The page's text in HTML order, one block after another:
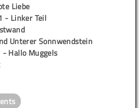
Liebe
- Linker Teil
Unterer Sonnwendstein
- Hallo Muggels